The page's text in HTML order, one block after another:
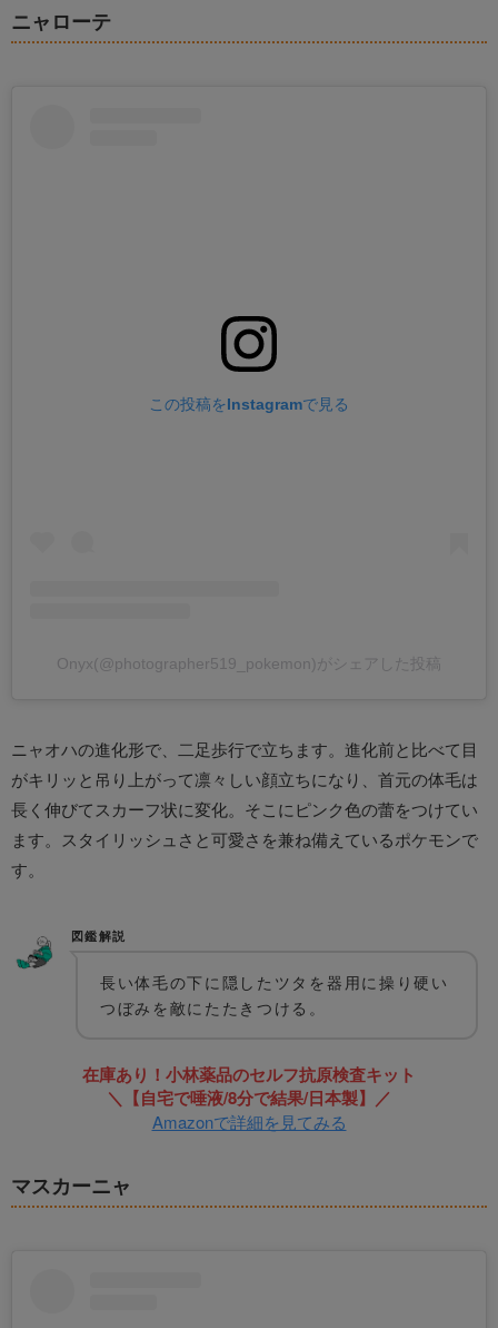
ニャローテ
この投稿をInstagramで見る
Onyx(@photographer519_pokemon)がシェアした投稿
ニャオハの進化形で、二足歩行で立ちます。進化前と比べて目
がキリッと吊り上がって凛々しい顔立ちになり、首元の体毛は
長く伸びてスカーフ状に変化。そこにピンク色の蕾をつけてい
ます。スタイリッシュさと可愛さを兼ね備えているポケモンで
す。
図鑑解説
長い体毛の下に隠したツタを器用に操り硬い
つぼみを敵にたたきつける。
在庫あり！小林薬品のセルフ抗原検査キット
＼【自宅で唾液/8分で結果/日本製】／
Amazonで詳細を見てみる
マスカーニャ